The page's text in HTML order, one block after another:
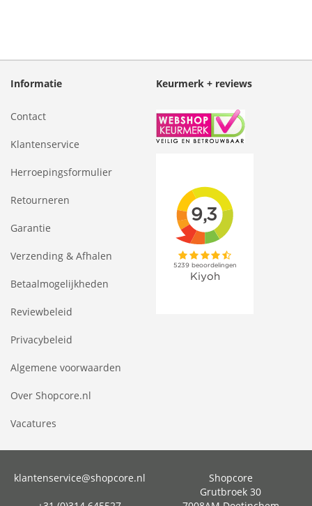
Informatie
Contact
Klantenservice
Herroepingsformulier
Retourneren
Garantie
Verzending & Afhalen
Betaalmogelijkheden
Reviewbeleid
Privacybeleid
Algemene voorwaarden
Over Shopcore.nl
Vacatures
Keurmerk + reviews
klantenservice@shopcore.nl
Shopcore
Grutbroek 30